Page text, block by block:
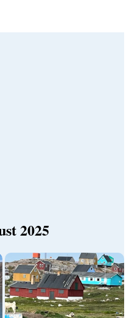
2025